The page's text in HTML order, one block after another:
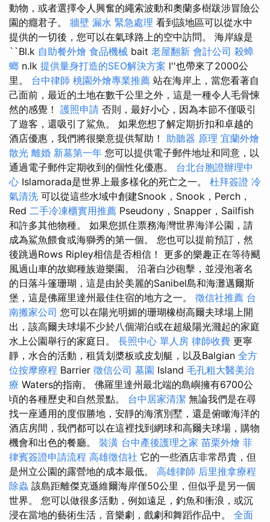
動物，或者選擇令人興奮的繩索波動和奧蘭多樹跋涉冒險公
園的癮君子。 牆壁 漏水 緊急處理 看到該地區可以從水中
提供的一切後，您可以在氣球路上的空中訪問。 海岸線是
``Bl.k 自助餐外燴 食品機械 bait 老屋翻新 會計公司 殺蟑
螂 n.lk 提供量身打造的SEO解決方案 l''也帶來了2000公
里。 台中律師 桃園外燴專業推薦 站在海岸上，當您看著自
己面前，最近的土地在數千公里之外，這是一種令人毛骨悚
然的感覺！ 護照申請 否則，最好小心，因為本節不僅吸引
了遊客，還吸引了鯊魚。 如果您想了解定期折扣和卓越的
酒店優惠，我們將很樂意提供幫助！ 助聽器 原理 宜蘭外燴
散光 離婚 新墓第一年 您可以提供電子郵件地址和同意，以
通過電子郵件定期收到的個性化優惠。 台北台胞證辦理中
心 Islamorada是世界上最多樣化的死亡之一。 杜拜簽證 冷
氣清洗 可以從這些水域中創建Snook，Snook，Perch，
Red 二手冷凍櫃實用推薦 Pseudony，Snapper，Sailfish
和許多其他物種。 如果您抓住票務海灣世界海洋公園，請
成為鯊魚餵食或海獅秀的第一個。 您也可以提前預訂，然
後跳過Rows Ripley相信是否相信！ 更多的樂趣正在等待颶
風過山車的故鄉種族遊樂園。 沿著白沙砲擊，並浸泡著名
的日落斗篷珊瑚，這是由於美麗的Sanibel島和海灘邁爾斯
堡，這是佛羅里達州最佳住宿的地方之一。 徵信社推薦 台
南搬家公司 您可以在陽光明媚的珊瑚橡樹高爾夫球場上開
出，該高爾夫球場不少於八個湖泊或在超級陽光濺起的家庭
水上公園舉行的家庭日。 長照中心 單人房 律師收費 更寧
靜，水合的活動，租賃划槳板或皮划艇，以及Balgian 全方
位按摩療程 Barrier 徵信公司 墓園 Island 毛孔粗大醫美治
療 Waters的指南。 佛羅里達州最北端的島嶼擁有6700公
頃的各種歷史和自然景點。 台中居家清潔 無論我們是在尋
找一座通用的度假勝地，安靜的海濱別墅，還是俯瞰海洋的
酒店房間，我們都可以在這裡找到網球和高爾夫球場，購物
機會和出色的餐廳。 裝潢 台中產後護理之家 苗栗外燴 菲
律賓簽證申請流程 高雄徵信社 它的一些酒店非常昂貴，但
是州立公園的露營地的成本最低。 高雄律師 后里推拿療程
除蟲 該島距離傑克遜維爾海岸僅50公里，但似乎是另一個
世界。 您可以做很多活動，例如遠足，釣魚和衝浪，或沉
浸在當地的藝術生活，音樂劇，戲劇和舞蹈作品中。 全面